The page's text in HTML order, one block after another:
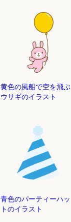
黄色の風船で空を飛ぶ
ウサギのイラスト
青色のパーティーハッ
トのイラスト